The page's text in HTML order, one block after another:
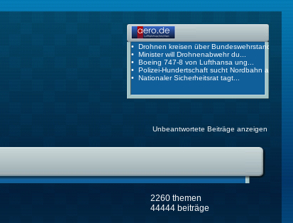
Unbeantwortete Beiträge anzeigen
2260 themen
44444 beiträge